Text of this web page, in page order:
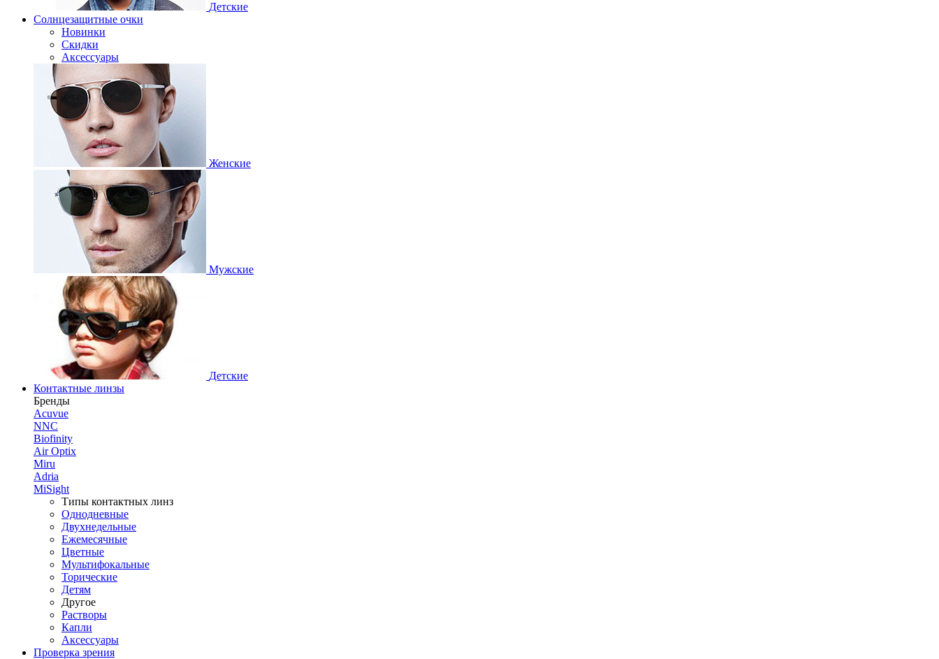
Детские
Солнцезащитные очки
Новинки
Скидки
Аксессуары
Женские
Мужские
Детские
Контактные линзы
Бренды
Acuvue
NNC
Biofinity
Air Optix
Miru
Adria
MiSight
Типы контактных линз
Однодневные
Двухнедельные
Ежемесячные
Цветные
Мультифокальные
Торические
Детям
Другое
Растворы
Капли
Аксессуары
Проверка зрения